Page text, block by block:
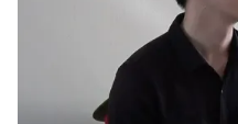
Chất lượng cuộc sống
Học trực tuyến
Hitech Công nghệ tương lai
Sản phẩm
Giao lưu trực tuyến